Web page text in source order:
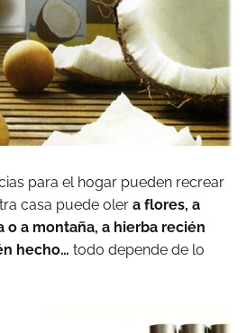
para el hogar pueden recrear
casa puede oler a flores, a
o a montaña, a hierba recién
hecho… todo depende de lo